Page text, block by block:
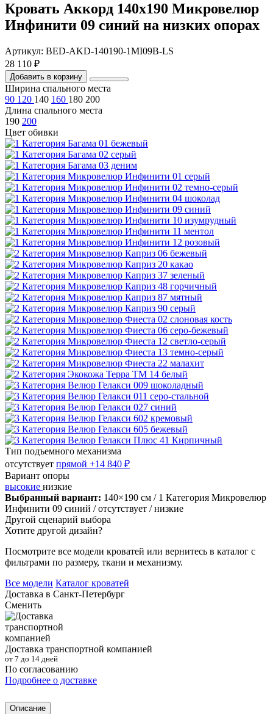
Кровать Аккорд 140х190 Микровелюр
Инфинити 09 синий на низких опорах
Артикул: BED-AKD-140190-1MI09B-LS
28 110 ₽
Добавить в корзину
Ширина спального места
90 120 140 160 180 200
Длина спального места
190 200
Цвет обивки
Тип подъемного механизма
отсутствует прямой +14 840 ₽
Вариант опоры
высокие низкие
Выбранный вариант: 140×190 см / 1 Категория Микровелюр
Инфинити 09 синий / отсутствует / низкие
Другой сценарий выбора
Хотите другой дизайн?
Посмотрите все модели кроватей или вернитесь в каталог с
фильтрами по размеру, ткани и механизму.
Все модели Каталог кроватей
Доставка в Санкт-Петербург
Сменить
Доставка транспортной компанией
от 7 до 14 дней
По согласованию
Подробнее о доставке
Описание